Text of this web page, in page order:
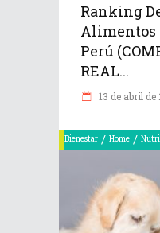
Ranking
Alimentos
Perú
REAL...
13 de abril de
Bienestar / Home /